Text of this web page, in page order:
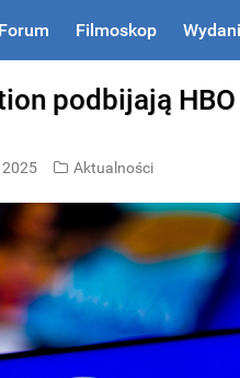
Forum Filmoskop
podbijają
Aktualności